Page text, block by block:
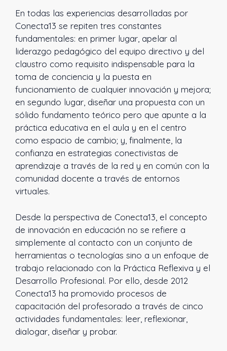
En todas las experiencias desarrolladas por
Conecta13 se repiten tres constantes
fundamentales: en primer lugar, apelar al
liderazgo pedagógico del equipo directivo y del
claustro como requisito indispensable para la
toma de conciencia y la puesta en
funcionamiento de cualquier innovación y mejora;
en segundo lugar, diseñar una propuesta con un
sólido fundamento teórico pero que apunte a la
práctica educativa en el aula y en el centro
como espacio de cambio; y, finalmente, la
confianza en estrategias conectivistas de
aprendizaje a través de la red y en común con la
comunidad docente a través de entornos
virtuales.
Desde la perspectiva de Conecta13, el concepto
de innovación en educación no se refiere a
simplemente al contacto con un conjunto de
herramientas o tecnologías sino a un enfoque de
trabajo relacionado con la Práctica Reflexiva y el
Desarrollo Profesional. Por ello, desde 2012
Conecta13 ha promovido procesos de
capacitación del profesorado a través de cinco
actividades fundamentales: leer, reflexionar,
dialogar, diseñar y probar.